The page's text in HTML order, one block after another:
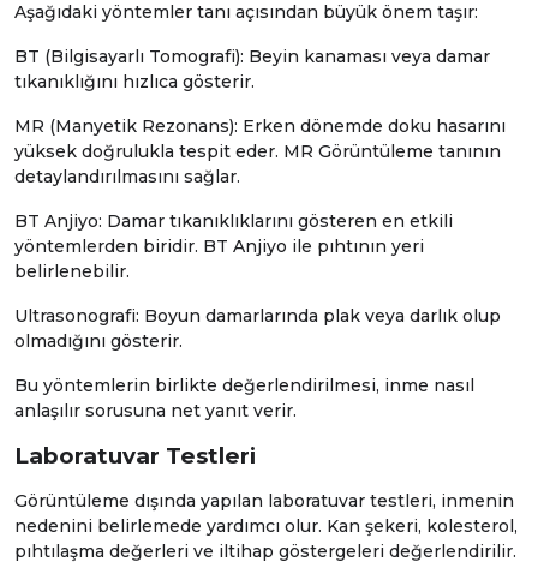
Aşağıdaki yöntemler tanı açısından büyük önem taşır:
BT (Bilgisayarlı Tomografi): Beyin kanaması veya damar
tıkanıklığını hızlıca gösterir.
MR (Manyetik Rezonans): Erken dönemde doku hasarını
yüksek doğrulukla tespit eder. MR Görüntüleme tanının
detaylandırılmasını sağlar.
BT Anjiyo: Damar tıkanıklıklarını gösteren en etkili
yöntemlerden biridir. BT Anjiyo ile pıhtının yeri
belirlenebilir.
Ultrasonografi: Boyun damarlarında plak veya darlık olup
olmadığını gösterir.
Bu yöntemlerin birlikte değerlendirilmesi, inme nasıl
anlaşılır sorusuna net yanıt verir.
Laboratuvar Testleri
Görüntüleme dışında yapılan laboratuvar testleri, inmenin
nedenini belirlemede yardımcı olur. Kan şekeri, kolesterol,
pıhtılaşma değerleri ve iltihap göstergeleri değerlendirilir.